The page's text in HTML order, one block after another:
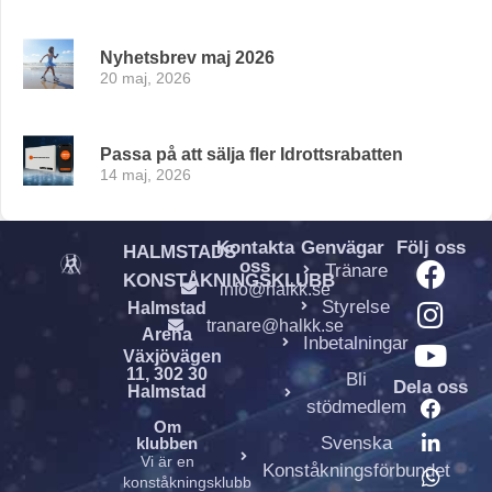
Nyhetsbrev maj 2026
20 maj, 2026
Passa på att sälja fler Idrottsrabatten
14 maj, 2026
HALMSTADS
KONSTÅKNINGSKLUBB
Halmstad
Arena
Växjövägen
11, 302 30
Halmstad
Om
klubben
Vi är en
konståkningsklubb
Kontakta
oss
info@halkk.se
tranare@halkk.se
Genvägar
Tränare
Styrelse
Inbetalningar
Bli
stödmedlem
Svenska
Konståkningsförbundet
Följ oss
Dela oss